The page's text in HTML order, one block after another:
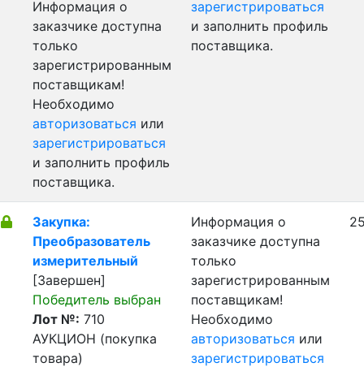
Информация о
заказчике доступна
только
зарегистрированным
поставщикам!
Необходимо
авторизоваться или
зарегистрироваться
и заполнить профиль
поставщика.
зарегистрироваться
и заполнить профиль
поставщика.
Закупка:
Преобразователь
измерительный
[Завершен]
Победитель выбран
Лот №: 710
АУКЦИОН (покупка
товара)
Информация о
заказчике доступна
только
зарегистрированным
поставщикам!
Необходимо
авторизоваться или
зарегистрироваться